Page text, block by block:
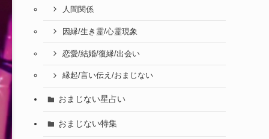
人間関係
因縁/生き霊/心霊現象
恋愛/結婚/復縁/出会い
縁起/言い伝え/おまじない
おまじない星占い
おまじない特集